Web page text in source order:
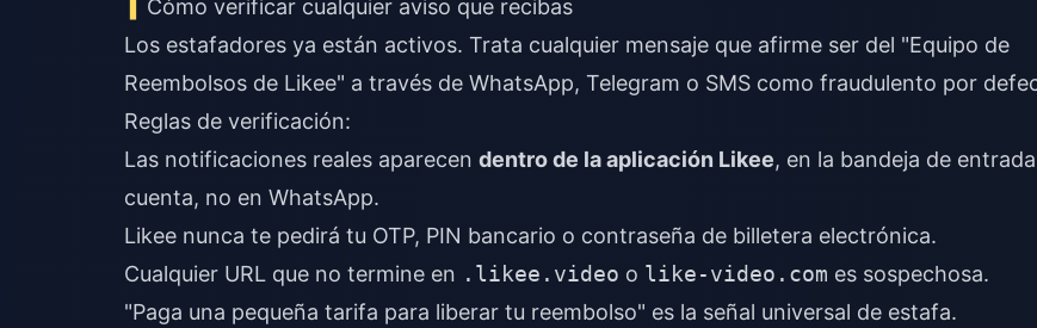
Cómo verificar cualquier aviso que recibas
Los estafadores ya están activos. Trata cualquier mensaje que afirme ser del "Equipo de
Reembolsos de Likee" a través de WhatsApp, Telegram o SMS como fraudulento por
Reglas de verificación:
Las notificaciones reales aparecen dentro de la aplicación Likee, en la bandeja de
cuenta, no en WhatsApp.
Likee nunca te pedirá tu OTP, PIN bancario o contraseña de billetera electrónica.
Cualquier URL que no termine en .likee.video o like-video.com es sospechosa.
"Paga una pequeña tarifa para liberar tu reembolso" es la señal universal de estafa.